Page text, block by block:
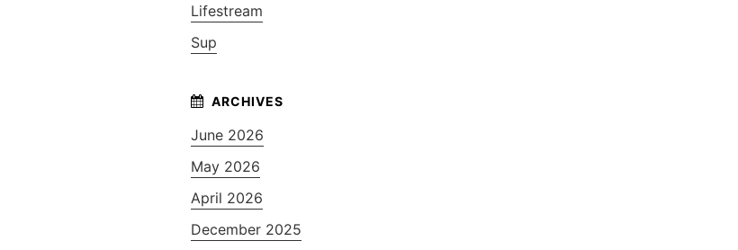
Lifestream
Sup
June 2026
May 2026
April 2026
December 2025